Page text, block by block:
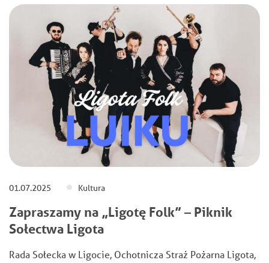
01.07.2025 Kultura
Zapraszamy na „Ligotę Folk” – Piknik
Sołectwa Ligota
Rada Sołecka w Ligocie, Ochotnicza Straż Pożarna Ligota,